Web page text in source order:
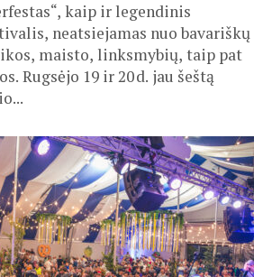
kaip ir legendinis
neatsiejamas nuo bavariškų
maisto, linksmybių, taip pat
Rugsėjo 19 ir 20 d. jau šeštą